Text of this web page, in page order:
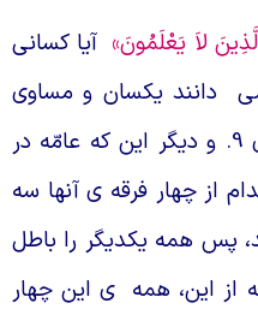
لاَ يَعْلَمُونَ» آيا كسانى
دانند يكسان و مساوى
ى 9. و ديگر اين كه عامّه در
از چهار فرقه ى آنها سه
همه يكديگر را باطل
اين، همه ى اين چهار